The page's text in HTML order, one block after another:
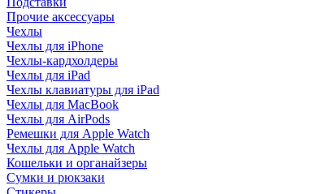
Прочие аксессуары
Чехлы
Чехлы для iPhone
Чехлы-кардхолдеры
Чехлы для iPad
Чехлы клавиатуры для iPad
Чехлы для MacBook
Чехлы для AirPods
Ремешки для Apple Watch
Чехлы для Apple Watch
Кошельки и органайзеры
Сумки и рюкзаки